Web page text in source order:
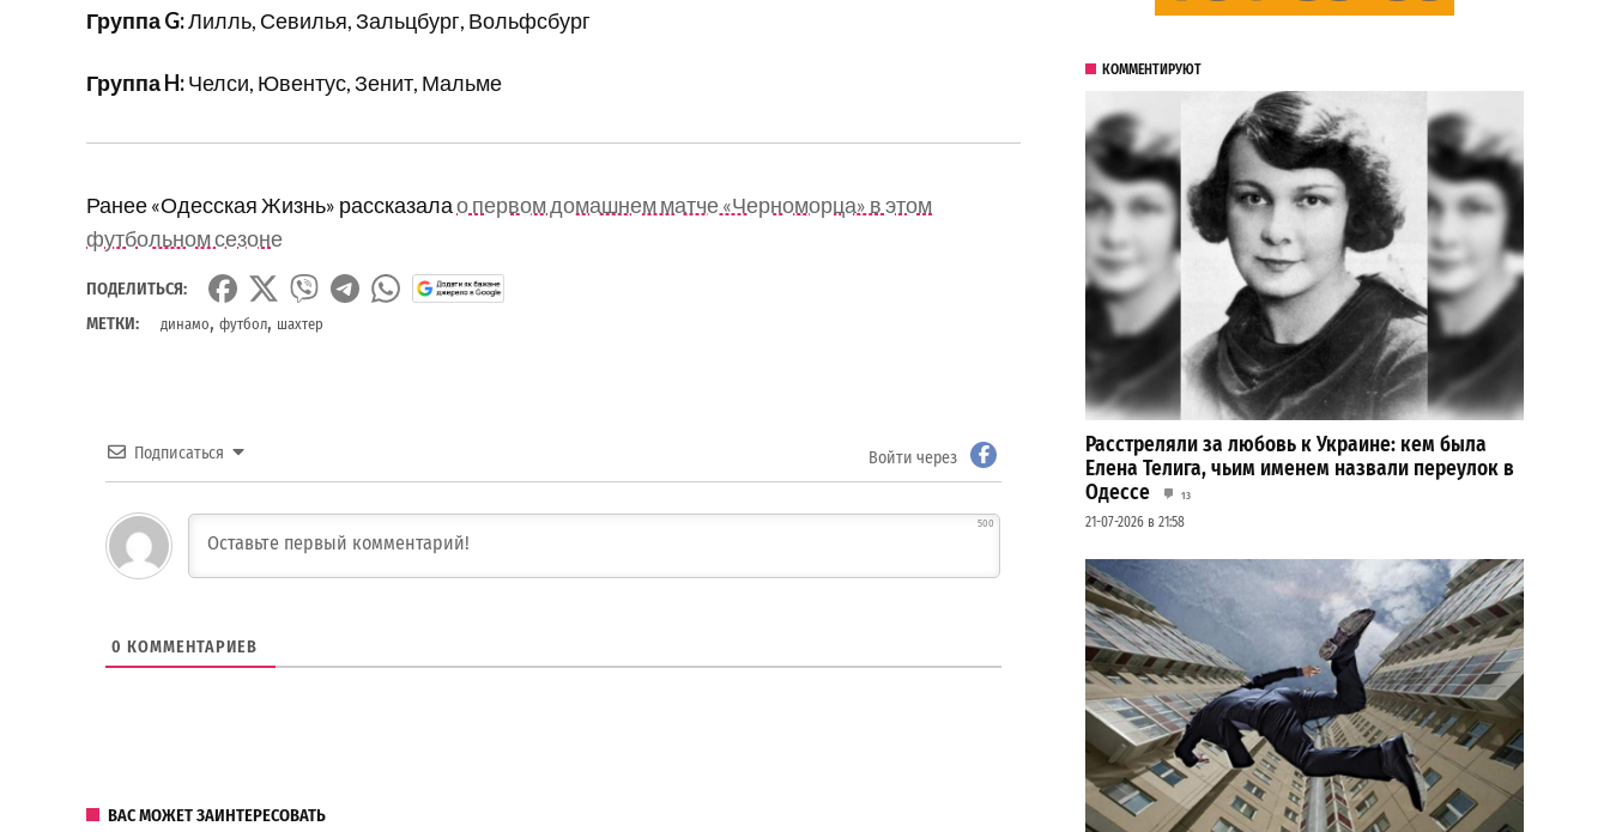
Группа G:Лилль, Севилья, Зальцбург, Вольфсбург
Группа H:Челси, Ювентус, Зенит, Мальме
Ранее «Одесская Жизнь» рассказалао первом домашнем матче «Черноморца» в этом
футбольном сезоне
ПОДЕЛИТЬСЯ:
МЕТКИ:
динамо, футбол, шахтер
Подписаться Войти через
500
0 КОММЕНТАРИЕВ
ВАС МОЖЕТ ЗАИНТЕРЕСОВАТЬ
КОММЕНТИРУЮТ
Расстреляли за любовь к Украине: кем была
Елена Телига, чьим именем назвали переулок в
Одессе
13
21-07-2026 в 21:58